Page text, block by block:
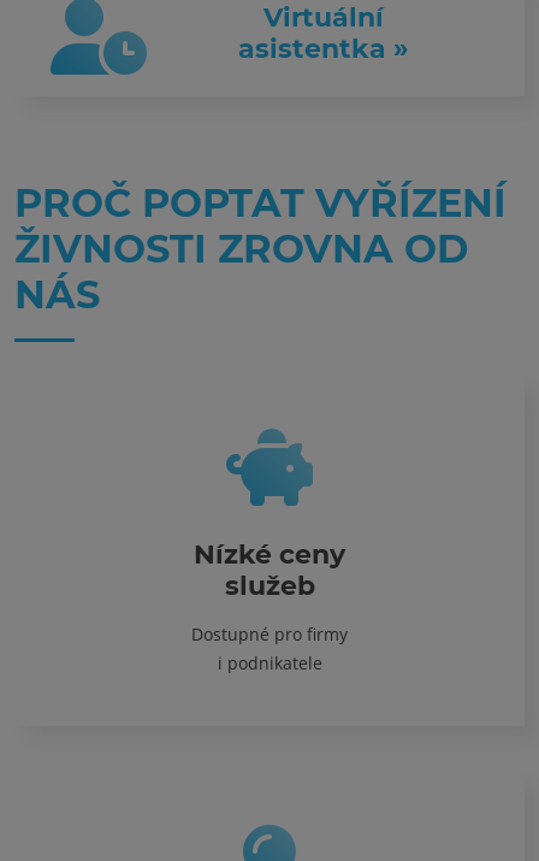
Virtuální
asistentka »
PROČ POPTAT VYŘÍZENÍ
ŽIVNOSTI ZROVNA OD
NÁS
Nízké ceny
služeb
Dostupné pro firmy
i podnikatele